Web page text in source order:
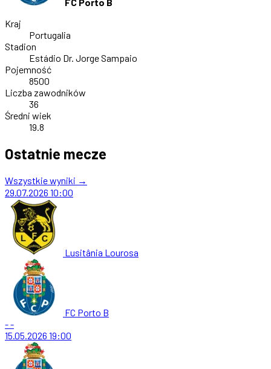
Kraj
Portugalia
Stadion
Estádio Dr. Jorge Sampaio
Pojemność
8500
Liczba zawodników
36
Średni wiek
19.8
Ostatnie mecze
Wszystkie wyniki →
29.07.2026 10:00
Lusitânia Lourosa
FC Porto B
--
15.05.2026 19:00